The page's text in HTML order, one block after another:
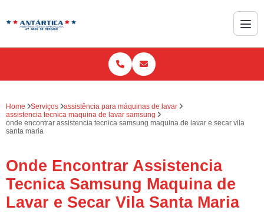
Home Serviços
assistência para máquinas de lavar
assistencia tecnica maquina de lavar samsung
onde encontrar assistencia tecnica samsung maquina de lavar e secar vila
santa maria
Onde Encontrar Assistencia
Tecnica Samsung Maquina de
Lavar e Secar Vila Santa Maria